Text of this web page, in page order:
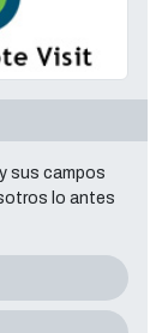
sus campos
lo antes